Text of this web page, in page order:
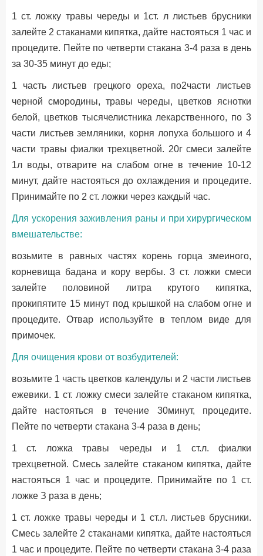
1 ст. ложку травы череды и 1ст. л листьев брусники
залейте 2 стаканами кипятка, дайте настояться 1 час и
процедите. Пейте по четверти стакана 3-4 раза в день
за 30-35 минут до еды;
1 часть листьев грецкого ореха, по2части листьев
черной смородины, травы череды, цветков яснотки
белой, цветков тысячелистника лекарственного, по 3
части листьев земляники, корня лопуха большого и 4
части травы фиалки трехцветной. 20г смеси залейте
1л воды, отварите на слабом огне в течение 10-12
минут, дайте настояться до охлаждения и процедите.
Принимайте по 2 ст. ложки через каждый час.
Для ускорения заживления раны и при хирургическом
вмешательстве:
возьмите в равных частях корень горца змеиного,
корневища бадана и кору вербы. 3 ст. ложки смеси
залейте половиной литра крутого кипятка,
прокипятите 15 минут под крышкой на слабом огне и
процедите. Отвар используйте в теплом виде для
примочек.
Для очищения крови от возбудителей:
возьмите 1 часть цветков календулы и 2 части листьев
ежевики. 1 ст. ложку смеси залейте стаканом кипятка,
дайте настояться в течение 30минут, процедите.
Пейте по четверти стакана 3-4 раза в день;
1 ст. ложка травы череды и 1 ст.л. фиалки
трехцветной. Смесь залейте стаканом кипятка, дайте
настояться 1 час и процедите. Принимайте по 1 ст.
ложке З раза в день;
1 ст. ложке травы череды и 1 ст.л. листьев брусники.
Смесь залейте 2 стаканами кипятка, дайте настояться
1 час и процедите. Пейте по четверти стакана 3-4 раза